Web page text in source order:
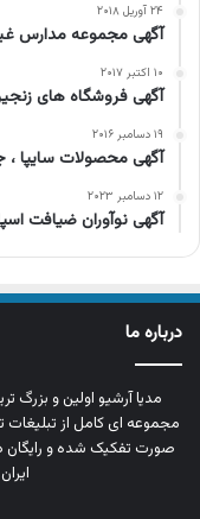
۲۴ آوریل ۲۰۱۸
آگهی مجموعه مدارس
۱۰ اکتبر ۲۰۱۷
آگهی فروشگاه های
۱۹ دسامبر ۲۰۱۶
آگهی محصولات سایپا ،
۱۲ دسامبر ۲۰۲۳
آگهی نوآوران ضیافت
درباره ما
مدیا آرشیو اولین و بزرگ‌
مجموعه‌ ای کامل از تبلیغات
صورت تفکیک‌ شده و رایگان